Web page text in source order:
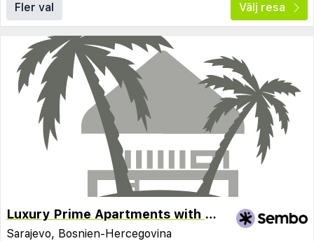
Fler val Välj resa
Luxury Prime Apartments with Parking
Sarajevo, Bosnien-Hercegovina